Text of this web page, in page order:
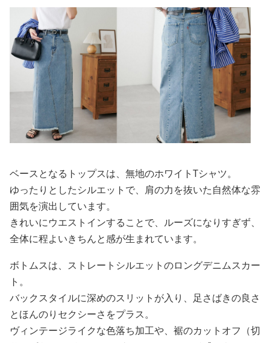
ベースとなるトップスは、無地のホワイトTシャツ。
ゆったりとしたシルエットで、肩の力を抜いた自然体な雰
囲気を演出しています。
きれいにウエストインすることで、ルーズになりすぎず、
全体に程よいきちんと感が生まれています。
ボトムスは、ストレートシルエットのロングデニムスカー
ト。
バックスタイルに深めのスリットが入り、足さばきの良さ
とほんのりセクシーさをプラス。
ヴィンテージライクな色落ち加工や、裾のカットオフ（切